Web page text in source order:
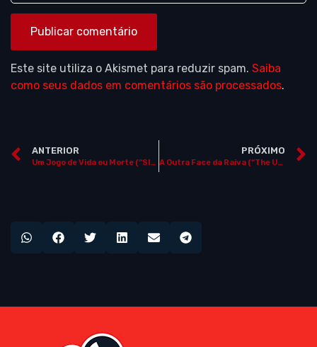
Este site utiliza o Akismet para reduzir spam. Saiba
como seus dados em comentários são processados.
ANTERIOR
Um Jogo de Vida ou Morte (“Sleuth”, EUA, 2007)
PRÓXIMO
A Outra Face da Raiva (“The Upside of Anger”, EUA / Alemanha, 2005)